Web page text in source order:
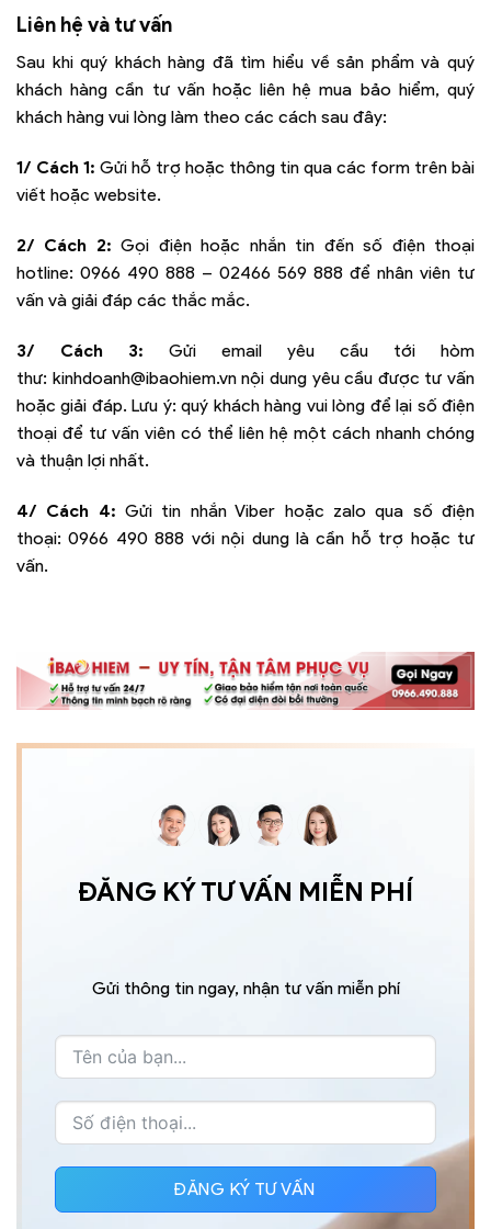
Liên hệ và tư vấn
Sau khi quý khách hàng đã tìm hiểu về sản phẩm và quý
khách hàng cần tư vấn hoặc liên hệ mua bảo hiểm, quý
khách hàng vui lòng làm theo các cách sau đây:
1/ Cách 1: Gửi hỗ trợ hoặc thông tin qua các form trên bài
viết hoặc website.
2/ Cách 2: Gọi điện hoặc nhắn tin đến số điện thoại
hotline: 0966 490 888 – 02466 569 888 để nhân viên tư
vấn và giải đáp các thắc mắc.
3/ Cách 3: Gửi email yêu cầu tới hòm
thư: kinhdoanh@ibaohiem.vnnội dung yêu cầu được tư vấn
hoặc giải đáp. Lưu ý: quý khách hàng vui lòng để lại số điện
thoại để tư vấn viên có thể liên hệ một cách nhanh chóng
và thuận lợi nhất.
4/ Cách 4: Gửi tin nhắn Viber hoặc zalo qua số điện
thoại:0966 490 888 với nội dung là cần hỗ trợ hoặc tư
vấn.
ĐĂNG KÝ TƯ VẤN MIỄN PHÍ
Gửi thông tin ngay, nhận tư vấn miễn phí
ĐĂNG KÝ TƯ VẤN